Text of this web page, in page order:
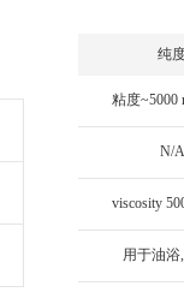
纯
N/A
用于油浴